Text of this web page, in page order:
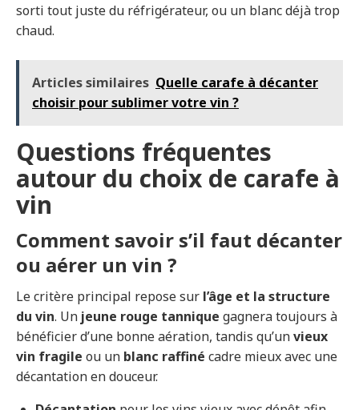
sorti tout juste du réfrigérateur, ou un blanc déjà trop
chaud.
Articles similaires Quelle carafe à décanter
choisir pour sublimer votre vin ?
Questions fréquentes
autour du choix de carafe à
vin
Comment savoir s’il faut décanter
ou aérer un vin ?
Le critère principal repose sur l’âge et la structure
du vin. Un jeune rouge tannique gagnera toujours à
bénéficier d’une bonne aération, tandis qu’unvieux
vin fragile ou un blanc raffiné cadre mieux avec une
décantation en douceur.